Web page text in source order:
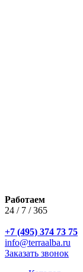
Работаем
24 / 7 / 365
+7 (495) 374 73 75
info@terraalba.ru
Заказать звонок